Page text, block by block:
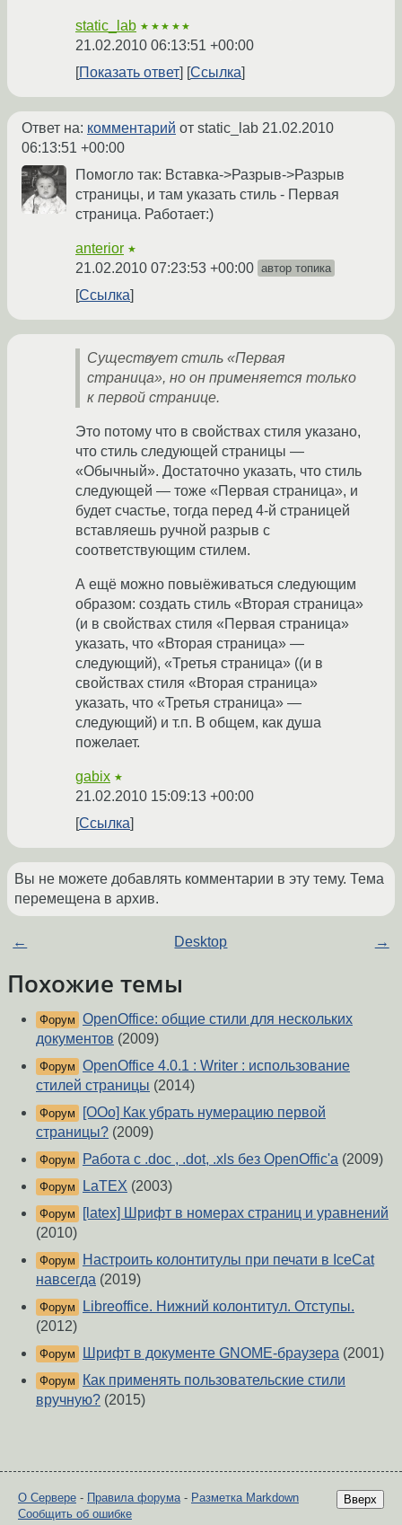
static_lab ★★★★★
21.02.2010 06:13:51 +00:00
Показать ответ
Ссылка
Ответ на: комментарий от static_lab 21.02.2010
06:13:51 +00:00
Помогло так: Вставка->Разрыв->Разрыв
страницы, и там указать стиль - Первая
страница. Работает:)
anterior ★
21.02.2010 07:23:53 +00:00 автор топика
Ссылка
Существует стиль «Первая
страница», но он применяется только
к первой странице.
Это потому что в свойствах стиля указано,
что стиль следующей страницы —
«Обычный». Достаточно указать, что стиль
следующей — тоже «Первая страница», и
будет счастье, тогда перед 4-й страницей
вставляешь ручной разрыв с
соответствующим стилем.
А ещё можно повыёживаться следующим
образом: создать стиль «Вторая страница»
(и в свойствах стиля «Первая страница»
указать, что «Вторая страница» —
следующий), «Третья страница» ((и в
свойствах стиля «Вторая страница»
указать, что «Третья страница» —
следующий) и т.п. В общем, как душа
пожелает.
gabix ★
21.02.2010 15:09:13 +00:00
Ссылка
Вы не можете добавлять комментарии в эту тему. Тема
перемещена в архив.
← Desktop →
Похожие темы
Форум OpenOffice: общие стили для нескольких
документов (2009)
Форум OpenOffice 4.0.1 : Writer : использование
стилей страницы (2014)
Форум
[OOo] Как убрать нумерацию первой
страницы? (2009)
Форум Работа с .doc , .dot, .xls без OpenOffic'а (2009)
Форум LaTEX (2003)
Форум
[latex] Шрифт в номерах страниц и уравнений
(2010)
Форум
Настроить колонтитулы при печати в IceCat
навсегда (2019)
Форум
Libreoffice. Нижний колонтитул. Отступы.
(2012)
Форум Шрифт в документе GNOME-браузера (2001)
Форум
Как применять пользовательские стили
вручную? (2015)
Вверх
О Сервере - Правила форума- Разметка Markdown
Сообщить об ошибке